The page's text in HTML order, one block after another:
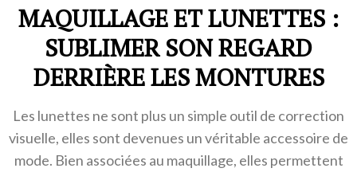
MAQUILLAGE ET LUNETTES :
SUBLIMER SON REGARD
DERRIÈRE LES MONTURES
Les lunettes ne sont plus un simple outil de correction
visuelle, elles sont devenues un véritable accessoire de
mode. Bien associées au maquillage, elles permettent